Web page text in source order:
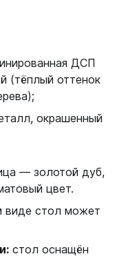
ДСП
(тёплый оттенок
окрашенный
— золотой дуб,
цвет.
виде стол может
стол оснащён